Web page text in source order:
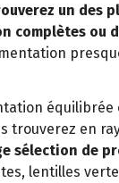
un des
complètes ou
trouverez en
sélection de
lentilles